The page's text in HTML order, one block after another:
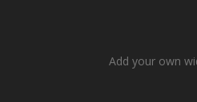
Add your own